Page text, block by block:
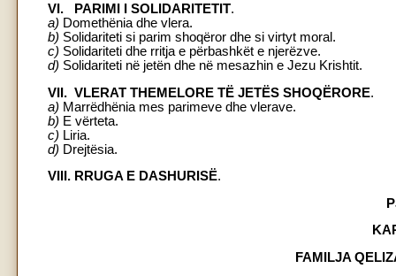
VI. PARIMI I SOLIDARITETIT.
a) Domethënia dhe vlera.
b) Solidariteti si parim shoqëror dhe si virtyt moral.
c) Solidariteti dhe rritja e përbashkët e njerëzve.
d) Solidariteti në jetën dhe në mesazhin e Jezu Krishtit.
VII. VLERAT THEMELORE TË JETËS SHOQËRORE.
a) Marrëdhënia mes parimeve dhe vlerave.
b) E vërteta.
c) Liria.
d) Drejtësia.
VIII. RRUGA E DASHURISË.
FAMILJA